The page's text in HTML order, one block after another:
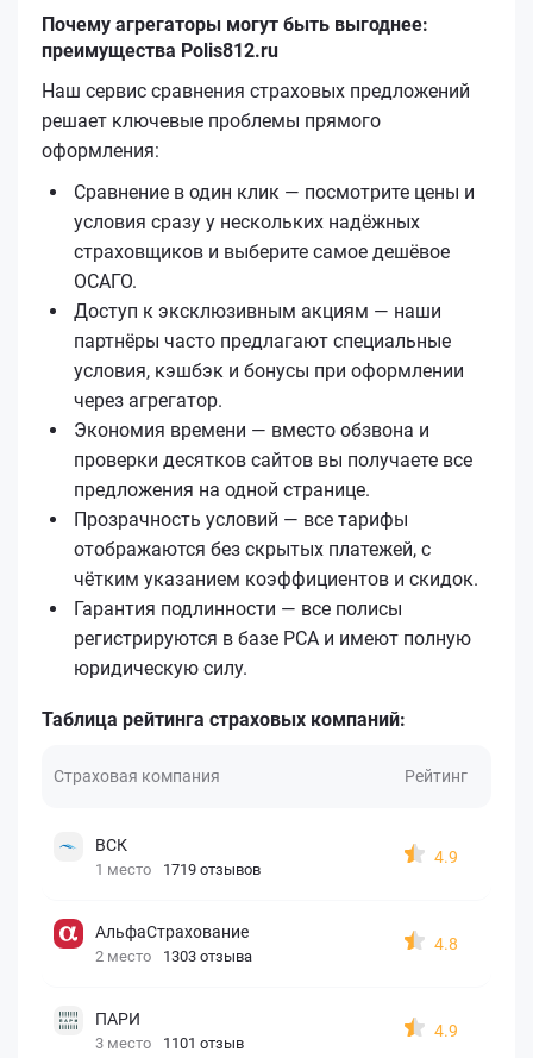
Почему агрегаторы могут быть выгоднее:
преимущества Polis812.ru
Наш сервис сравнения страховых предложений
решает ключевые проблемы прямого
оформления:
Сравнение в один клик — посмотрите цены и
условия сразу у нескольких надёжных
страховщиков и выберите самое дешёвое
ОСАГО.
Доступ к эксклюзивным акциям — наши
партнёры часто предлагают специальные
условия, кэшбэк и бонусы при оформлении
через агрегатор.
Экономия времени — вместо обзвона и
проверки десятков сайтов вы получаете все
предложения на одной странице.
Прозрачность условий — все тарифы
отображаются без скрытых платежей, с
чётким указанием коэффициентов и скидок.
Гарантия подлинности — все полисы
регистрируются в базе РСА и имеют полную
юридическую силу.
Таблица рейтинга страховых компаний:
Страховая компания Рейтинг
ВСК
1 место 1719 отзывов
4.9
АльфаСтрахование
2 место 1303 отзыва
4.8
ПАРИ
3 место 1101 отзыв
4.9